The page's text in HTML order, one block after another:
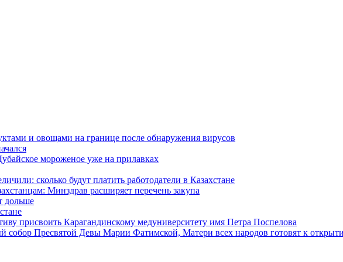
и овощами на границе после обнаружения вирусов
мороженое уже на прилавках
сколько будут платить работодатели в Казахстане
Минздрав расширяет перечень закупа
дольше
присвоить Карагандинскому медуниверситету имя Петра Поспелова
собор Пресвятой Девы Марии Фатимской, Матери всех народов готовят к